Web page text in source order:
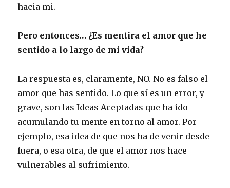
hacia mi.
Pero entonces… ¿Es mentira el amor que he
sentido a lo largo de mi vida?
La respuesta es, claramente, NO. No es falso el
amor que has sentido. Lo que sí es un error, y
grave, son las Ideas Aceptadas que ha ido
acumulando tu mente en torno al amor. Por
ejemplo, esa idea de que nos ha de venir desde
fuera, o esa otra, de que el amor nos hace
vulnerables al sufrimiento.